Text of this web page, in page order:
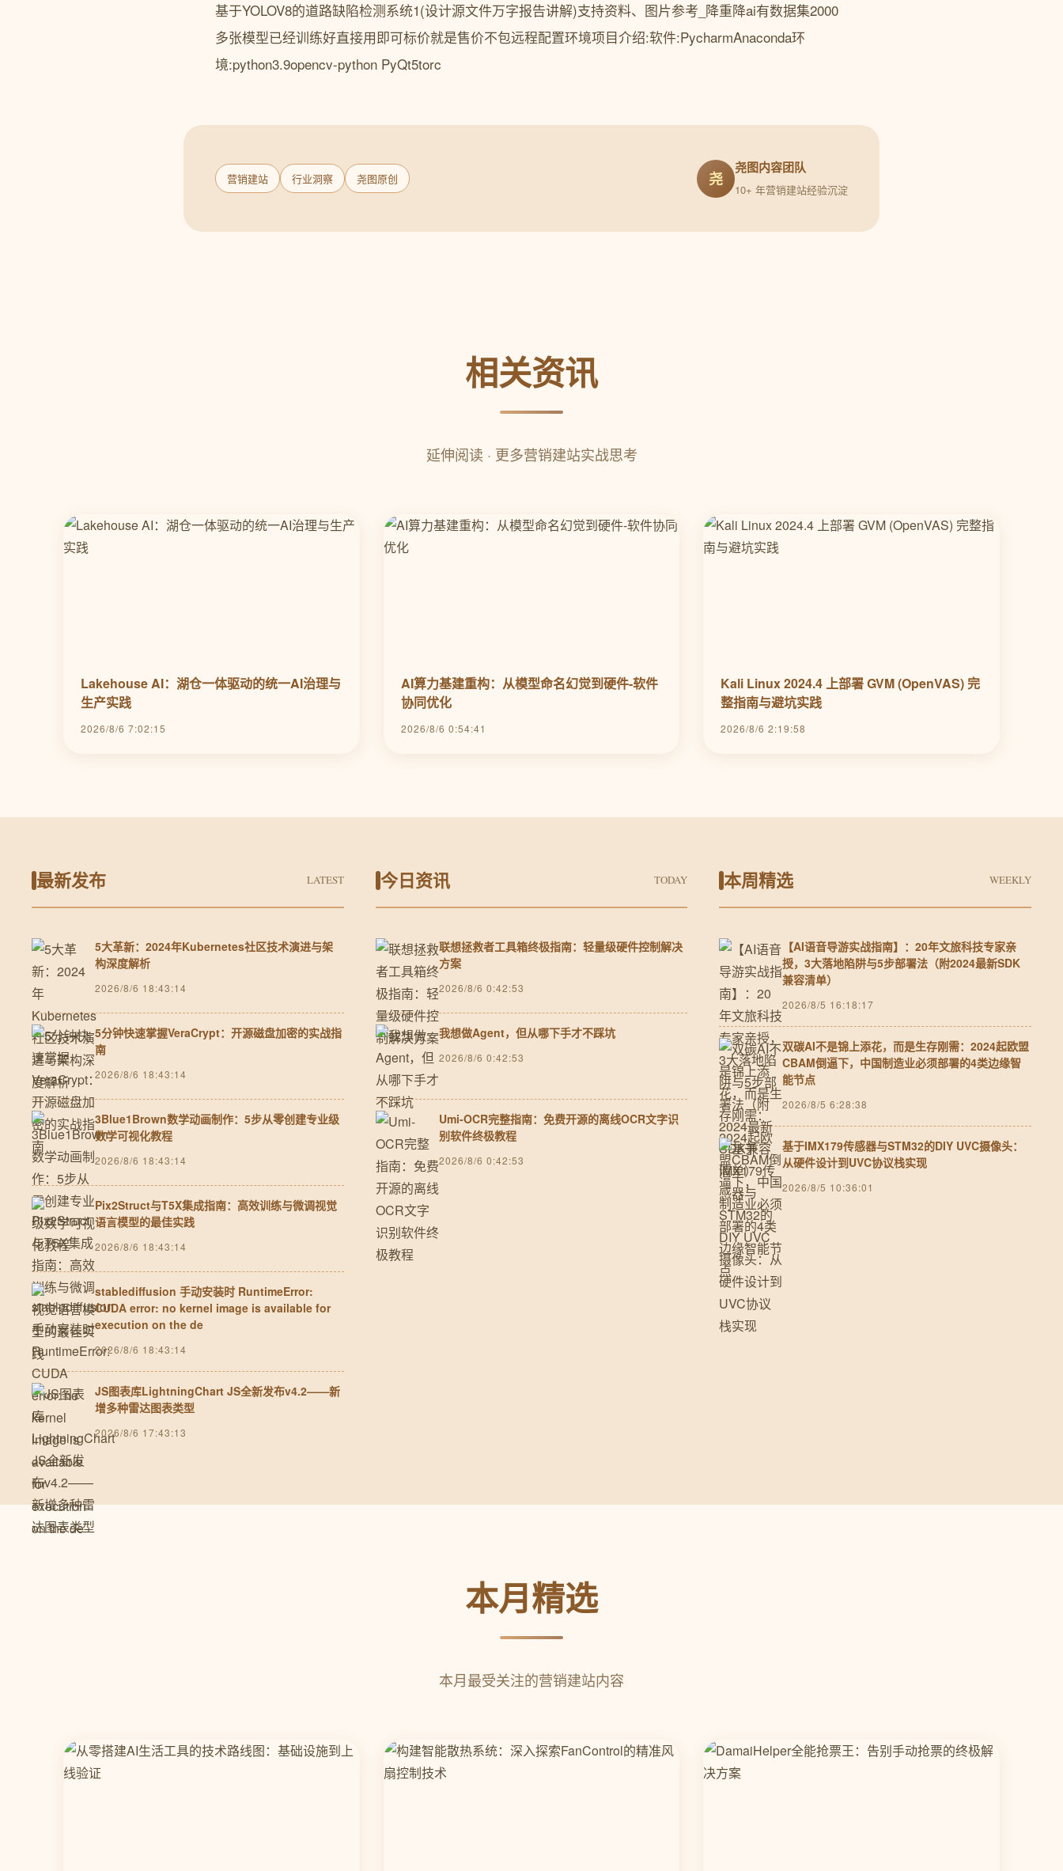
基于YOLOV8的道路缺陷检测系统1(设计源文件万字报告讲解)支持资料、图片参考_降重降ai有数据集2000
多张模型已经训练好直接用即可标价就是售价不包远程配置环境项目介绍:软件:PycharmAnaconda环
境:python3.9opencv-python PyQt5torc
营销建站 行业洞察 尧图原创 尧
尧图内容团队
10+ 年营销建站经验沉淀
相关资讯
延伸阅读 · 更多营销建站实战思考
Lakehouse AI：湖仓一体驱动的统一AI治理与
生产实践
2026/8/6 7:02:15
AI算力基建重构：从模型命名幻觉到硬件-软件
协同优化
2026/8/6 0:54:41
Kali Linux 2024.4 上部署 GVM (OpenVAS) 完
整指南与避坑实践
2026/8/6 2:19:58
最新发布 LATEST
5大革新：2024年Kubernetes社区技术演进与架
构深度解析
2026/8/6 18:43:14
5分钟快速掌握VeraCrypt：开源磁盘加密的实战指
南
2026/8/6 18:43:14
3Blue1Brown数学动画制作：5步从零创建专业级
数学可视化教程
2026/8/6 18:43:14
Pix2Struct与T5X集成指南：高效训练与微调视觉
语言模型的最佳实践
2026/8/6 18:43:14
stablediffusion 手动安装时 RuntimeError:
CUDA error: no kernel image is available for
execution on the de
2026/8/6 18:43:14
JS图表库LightningChart JS全新发布v4.2——新
增多种雷达图表类型
2026/8/6 17:43:13
今日资讯 TODAY
联想拯救者工具箱终极指南：轻量级硬件控制解决
方案
2026/8/6 0:42:53
我想做Agent，但从哪下手才不踩坑
2026/8/6 0:42:53
Umi-OCR完整指南：免费开源的离线OCR文字识
别软件终极教程
2026/8/6 0:42:53
本周精选 WEEKLY
【AI语音导游实战指南】：20年文旅科技专家亲
授，3大落地陷阱与5步部署法（附2024最新SDK
兼容清单）
2026/8/5 16:18:17
双碳AI不是锦上添花，而是生存刚需：2024起欧盟
CBAM倒逼下，中国制造业必须部署的4类边缘智
能节点
2026/8/5 6:28:38
基于IMX179传感器与STM32的DIY UVC摄像头：
从硬件设计到UVC协议栈实现
2026/8/5 10:36:01
本月精选
本月最受关注的营销建站内容